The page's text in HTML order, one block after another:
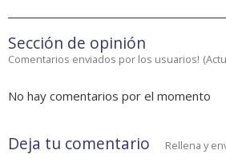
Sección de opinión
Comentarios enviados por los usuarios! (
No hay comentarios por el momento
Deja tu comentario Rellena y